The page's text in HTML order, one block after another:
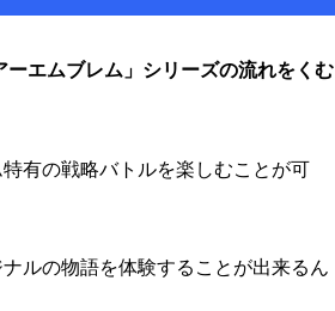
ーエムブレム」シリーズの流れをくむ
有の戦略バトルを楽しむことが可
ルの物語を体験することが出来るん